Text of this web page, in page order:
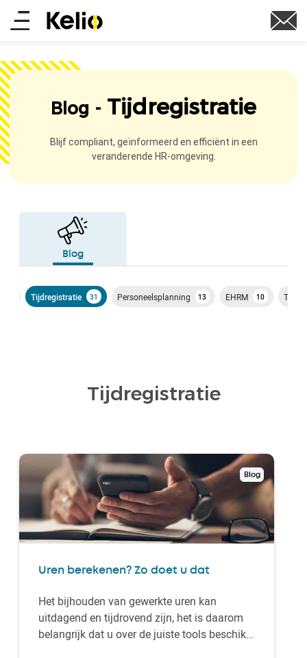
Overslaan
en
de
inhoud
gaan
Main
Blog - Tijdregistratie
Blijf compliant, geïnformeerd en efficiënt in een
veranderende HR-omgeving.
Blog
Tijdregistratie 31 Personeelsplanning 13 EHRM 10
Tijdregistratie
Blog
Uren berekenen? Zo doet u dat
Het bijhouden van gewerkte uren kan
uitdagend en tijdrovend zijn, het is daarom
belangrijk dat u over de juiste tools beschikt.